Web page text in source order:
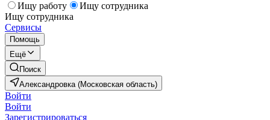
Ищу работу
Ищу сотрудника
Ищу сотрудника
Сервисы
Помощь
Ещё
Поиск
Александровка (Московская область)
Войти
Войти
Зарегистрироваться